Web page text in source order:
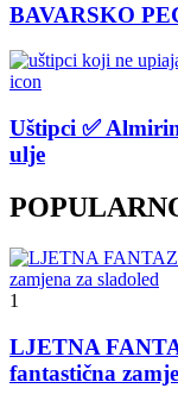
BAVARSKO
icon
Uštipci ✅
ulje
1
LJETNA
fantastična